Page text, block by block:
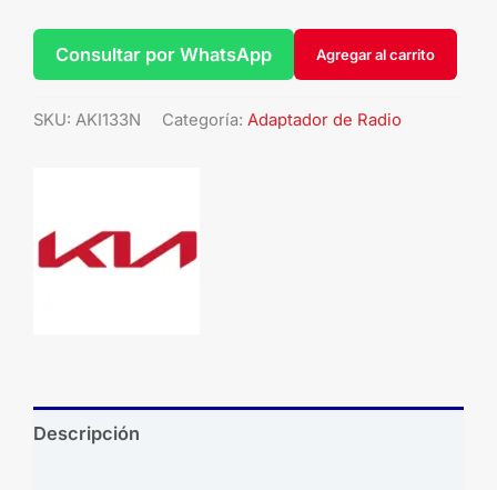
Agregar al carrito
Consultar por WhatsApp
SKU: AKI133N Categoría: Adaptador de Radio
Descripción